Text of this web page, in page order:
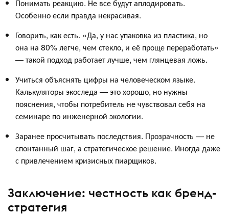
Понимать реакцию. Не все будут аплодировать.
Особенно если правда некрасивая.
Говорить, как есть. «Да, у нас упаковка из пластика, но
она на 80% легче, чем стекло, и её проще переработать»
— такой подход работает лучше, чем глянцевая ложь.
Учиться объяснять цифры на человеческом языке.
Калькуляторы экоследа — это хорошо, но нужны
пояснения, чтобы потребитель не чувствовал себя на
семинаре по инженерной экологии.
Заранее просчитывать последствия. Прозрачность — не
спонтанный шаг, а стратегическое решение. Иногда даже
с привлечением кризисных пиарщиков.
Заключение: честность как бренд-
стратегия